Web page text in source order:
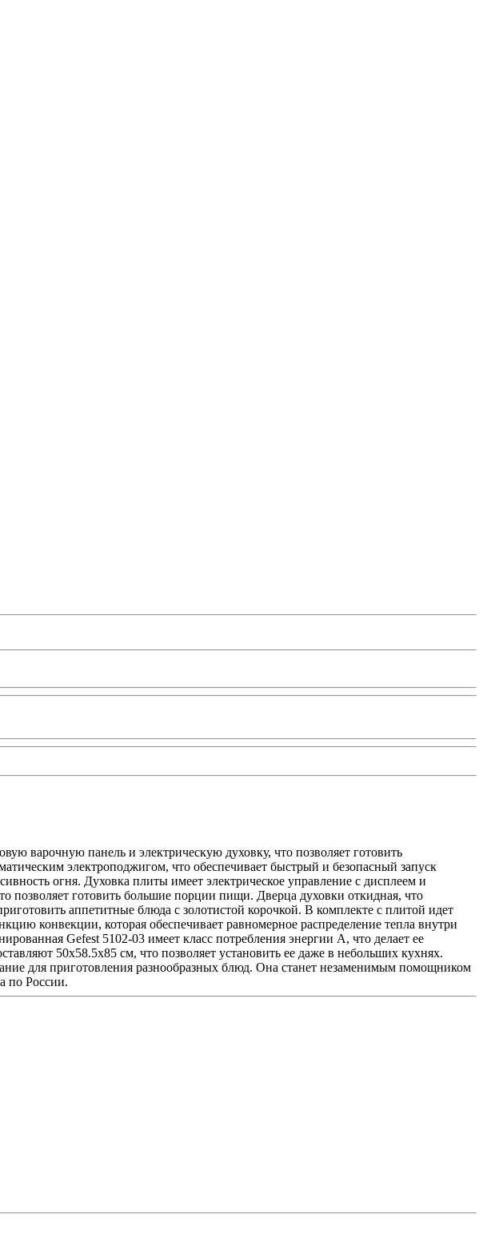
варочную панель и электрическую духовку, что позволяет готовить
электроподжигом, что обеспечивает быстрый и безопасный запуск
огня. Духовка плиты имеет электрическое управление с дисплеем и
позволяет готовить большие порции пищи. Дверца духовки откидная, что
аппетитные блюда с золотистой корочкой. В комплекте с плитой идет
конвекции, которая обеспечивает равномерное распределение тепла внутри
Gefest 5102-03 имеет класс потребления энергии A, что делает ее
50x58.5x85 см, что позволяет установить ее даже в небольших кухнях.
для приготовления разнообразных блюд. Она станет незаменимым помощником
по России.